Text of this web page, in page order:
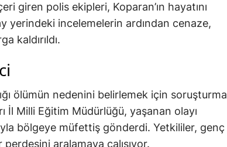
giren polis ekipleri, Koparan’ın hayatını
yerindeki incelemelerin ardından cenaze,
kaldırıldı.
ölümün nedenini belirlemek için soruşturma
İl Milli Eğitim Müdürlüğü, yaşanan olayı
bölgeye müfettiş gönderdi. Yetkililer, genç
aralamaya çalışıyor.